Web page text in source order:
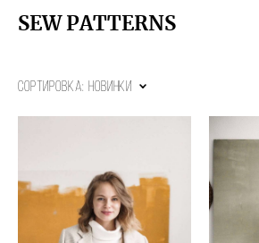
SEW PATTERNS
Сортировка: новинки